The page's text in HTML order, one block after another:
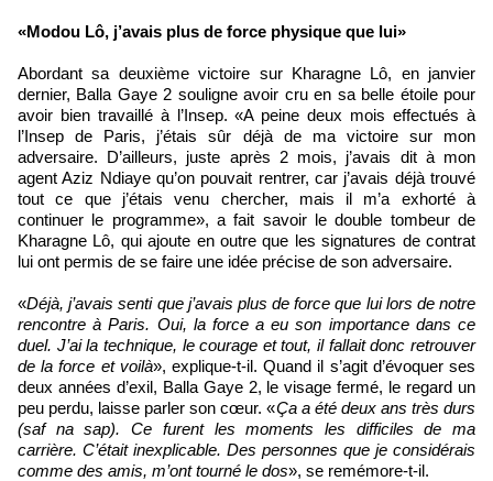
«Modou Lô, j’avais plus de force physique que lui»
Abordant sa deuxième victoire sur Kharagne Lô, en janvier
dernier, Balla Gaye 2 souligne avoir cru en sa belle étoile pour
avoir bien travaillé à l’Insep. «A peine deux mois effectués à
l’Insep de Paris, j’étais sûr déjà de ma victoire sur mon
adversaire. D’ailleurs, juste après 2 mois, j’avais dit à mon
agent Aziz Ndiaye qu’on pouvait rentrer, car j’avais déjà trouvé
tout ce que j’étais venu chercher, mais il m’a exhorté à
continuer le programme», a fait savoir le double tombeur de
Kharagne Lô, qui ajoute en outre que les signatures de contrat
lui ont permis de se faire une idée précise de son adversaire.
«Déjà, j’avais senti que j’avais plus de force que lui lors de notre
rencontre à Paris. Oui, la force a eu son importance dans ce
duel. J’ai la technique, le courage et tout, il fallait donc retrouver
de la force et voilà», explique-t-il. Quand il s’agit d’évoquer ses
deux années d’exil, Balla Gaye 2, le visage fermé, le regard un
peu perdu, laisse parler son cœur. «Ça a été deux ans très durs
(saf na sap). Ce furent les moments les difficiles de ma
carrière. C’était inexplicable. Des personnes que je considérais
comme des amis, m’ont tourné le dos», se remémore-t-il.